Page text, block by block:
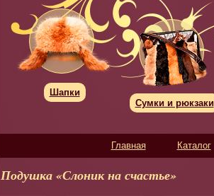
Шапки
Сумки и рюкзаки
Главная Каталог
Подушка «Слоник на счастье»